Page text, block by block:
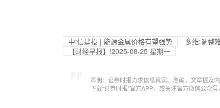
中:信建投 | 能源金属价格有望强势
多维;调整
【财经早报】!2025-08-25 星期一
声明：证券时报力求信息真实、准确，文章提及
下载“证券时报”官方APP，或关注官方微信公众